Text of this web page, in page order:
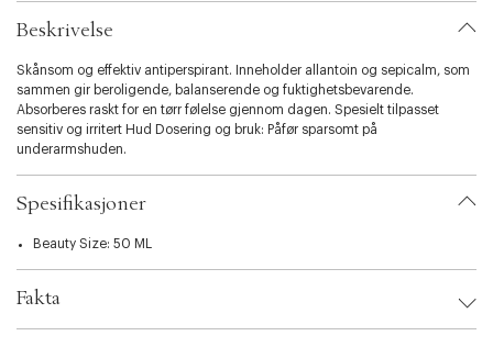
v
a
i
a
t
i
o
s
l
t
Beskrivelse
Skånsom og effektiv antiperspirant. Inneholder allantoin og sepicalm, som
sammen gir beroligende, balanserende og fuktighetsbevarende.
Absorberes raskt for en tørr følelse gjennom dagen. Spesielt tilpasset
sensitiv og irritert Hud Dosering og bruk: Påfør sparsomt på
underarmshuden.
Spesifikasjoner
Beauty Size: 50 ML
Fakta